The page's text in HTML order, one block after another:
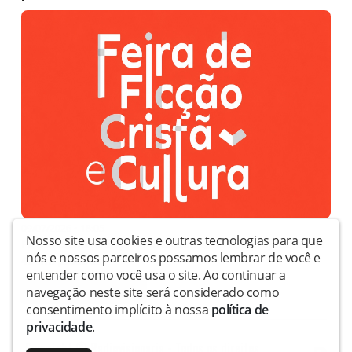
Ficção cristã avança no mercado e FEFICC projeta reunir
40 mil pessoas
1 2 3 4 5
Copyright © Radiovisionaria - Todos os direitos
Nosso site usa cookies e outras tecnologias para que
nós e nossos parceiros possamos lembrar de você e
entender como você usa o site. Ao continuar a
navegação neste site será considerado como
consentimento implícito à nossa política de
privacidade.